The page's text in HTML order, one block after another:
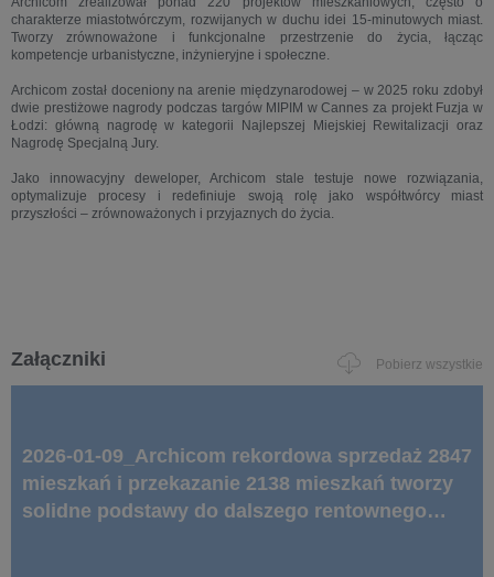
charakterze miastotwórczym, rozwijanych w duchu idei 15-minutowych miast.
Tworzy zrównoważone i funkcjonalne przestrzenie do życia, łącząc
kompetencje urbanistyczne, inżynieryjne i społeczne.
Archicom został doceniony na arenie międzynarodowej – w 2025 roku zdobył
dwie prestiżowe nagrody podczas targów MIPIM w Cannes za projekt Fuzja w
Łodzi: główną nagrodę w kategorii Najlepszej Miejskiej Rewitalizacji oraz
Nagrodę Specjalną Jury.
Jako innowacyjny deweloper, Archicom stale testuje nowe rozwiązania,
optymalizuje procesy i redefiniuje swoją rolę jako współtwórcy miast
przyszłości – zrównoważonych i przyjaznych do życia.
Załączniki Pobierz wszystkie
2026-01-09_Archicom rekordowa sprzedaż 2847
mieszkań i przekazanie 2138 mieszkań tworzy
solidne podstawy do dalszego rentownego